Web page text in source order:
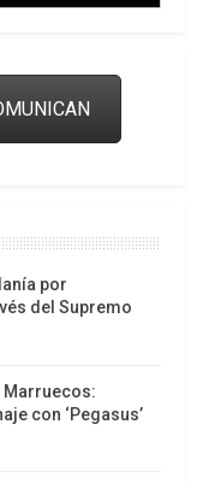
por
del Supremo
con ‘Pegasus’